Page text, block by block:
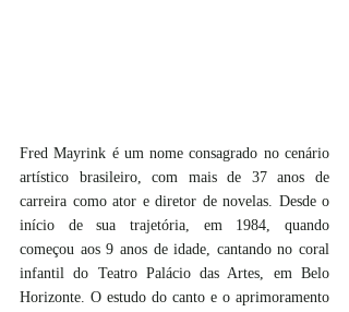
Fred Mayrink é um nome consagrado no cenário
artístico brasileiro, com mais de 37 anos de
carreira como ator e diretor de novelas. Desde o
início de sua trajetória, em 1984, quando
começou aos 9 anos de idade, cantando no coral
infantil do Teatro Palácio das Artes, em Belo
Horizonte. O estudo do canto e o aprimoramento